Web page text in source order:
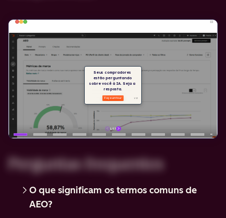
Perguntas frequentes
O que significam os termos comuns de
AEO?